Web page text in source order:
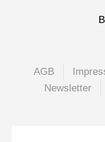
AGB
Newsletter